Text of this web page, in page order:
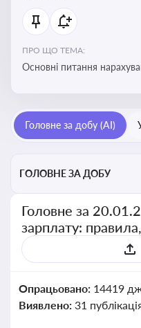
ПРО ЩО ТЕМА:
Основні питання
інформації про можливі
Головне за добу (AI)
ГОЛОВНЕ ЗА ДОБУ
Головне за
зарплату:
Опрацьовано: 14419
Виявлено: 31